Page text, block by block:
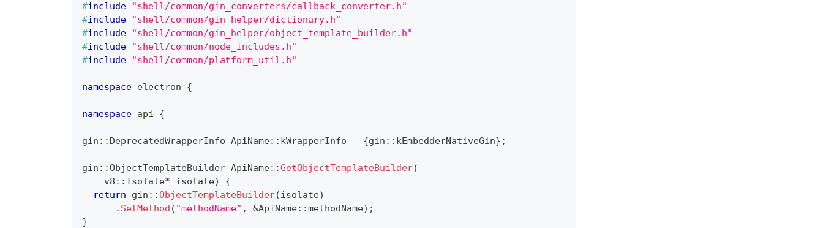
#include
"shell/common/gin_converters/callback_converter.h"
#include
"shell/common/gin_helper/dictionary.h"
#include
"shell/common/gin_helper/object_template_builder.h"
#include
"shell/common/node_includes.h"
#include "shell/common/platform_util.h"
namespace electron {
namespace api {
gin :: DeprecatedWrapperInfo ApiName:: kWrapperInfo = {gin :: kEmbedderNativeGin} ;
gin ::ObjectTemplateBuilder ApiName::GetObjectTemplateBuilder(
    v8
:: Isolate* isolate)
{
return gin ::ObjectTemplateBuilder(isolate)
. SetMethod ( "methodName" , &ApiName::methodName) ;
}